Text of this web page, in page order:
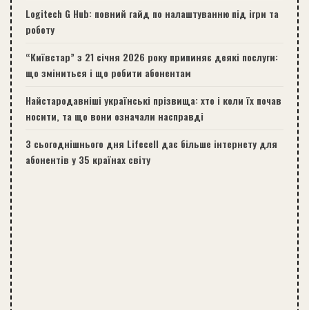
Logitech G Hub: повний гайд по налаштуванню під ігри та
роботу
“Київстар” з 21 січня 2026 року припиняє деякі послуги:
що зміниться і що робити абонентам
Найстародавніші українські прізвища: хто і коли їх почав
носити, та що вони означали насправді
З сьогоднішнього дня Lifecell дає більше інтернету для
абонентів у 35 країнах світу